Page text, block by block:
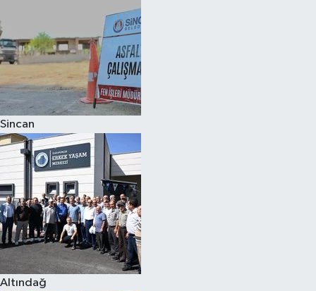
Sincan
Altındağ